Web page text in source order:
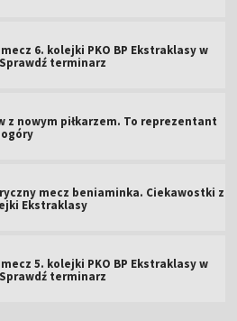
6. kolejki PKO BP Ekstraklasy w
Sprawdź terminarz
z nowym piłkarzem. To reprezentant
mecz beniaminka. Ciekawostki z
Ekstraklasy
5. kolejki PKO BP Ekstraklasy w
Sprawdź terminarz